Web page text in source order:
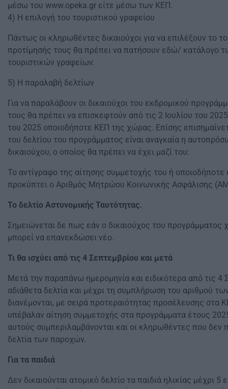
μέσω του www.opeka.gr είτε μέσω των ΚΕΠ.
4) Η επιλογή του τουριστικού γραφείου
Πάντως οι κληρωθέντες δικαιούχοι για να επιλέξουν το
προτίμησής τους θα πρέπει να πατήσουν εδώ/ κατάλογο
τουριστικών γραφείων.
5) Η παραλαβή δελτίων
Για να παραλάβουν οι δικαιούχοι του εκδρομικού
τους θα πρέπει να επισκεφτούν από τις 2 Ιουλίου του
του 2025 οποιοδήποτε ΚΕΠ της χώρας. Επίσης
του δελτίου του προγράμματος είναι αναγκαία η
δικαιούχου, ο οποίος θα πρέπει να έχει μαζί του:
Το αντίγραφο της αίτησης συμμετοχής του ή
προκύπτει ο Αριθμός Μητρώου Κοινωνικής Ασφάλισης
Το δελτίο Αστυνομικής Ταυτότητας.
Σημειώνεται δε πως εάν ο δικαιούχος του προγράμματος
μπορεί να επανεκδώσει νέο.
Τι θα ισχύει από τις 4 Σεπτεμβρίου και μετά
Μετά την παραπάνω ημερομηνία και ειδικότερα από τις 4
αδιάθετα δελτία και μέχρι τη συμπλήρωση του αριθμού
διανέμονται, με σειρά προτεραιότητας προσέλευσης στα
υπέβαλαν αίτηση συμμετοχής στα προγράμματα έτους
αυτούς συμπεριλαμβάνονται και οι κληρωθέντες που δεν
δελτία των παροχών.
Για τα παιδιά
Δεν δικαιούνται ατομικό δελτίο τα παιδιά ηλικίας μέχρι